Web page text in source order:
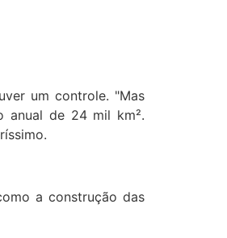
um controle. "Mas
anual de 24 mil km².
a construção das